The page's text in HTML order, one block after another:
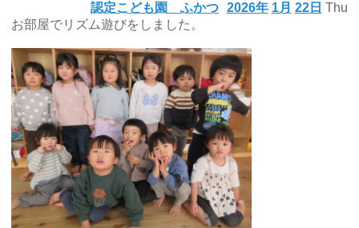
2026年 1月 22日 Thu
認定こども園 ふかつ
お部屋でリズム遊びをしました。